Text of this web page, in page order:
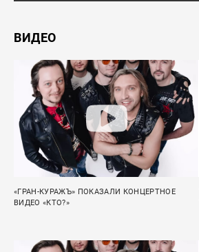
ВИДЕО
«ГРАН-КУРАЖЪ» ПОКАЗАЛИ КОНЦЕРТНОЕ
ВИДЕО «КТО?»